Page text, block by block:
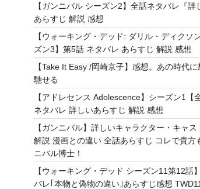
【ガンニバル シーズン2】全話ネタバレ『詳
あらすじ 解説 感想
【ウォーキング・デッド: ダリル・ディクソ
ズン3】第5話 ネタバレ あらすじ 解説 感想
【Take It Easy /岡崎京子】感想。あの時代に
馳せる
【アドレセンス Adolescence】シーズン1【
ネタバレ 詳しいあらすじ 解説 感想
【ガンニバル】詳しいキャラクター・キャス
解説 漫画との違い 全話あらすじ コレで貴方
ニバル博士！
【ウォーキング・デッド シーズン11第12話
バレ｢本物と偽物の違い｣あらすじ感想